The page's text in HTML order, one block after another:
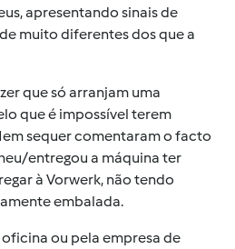
apresentando sinais de
muito diferentes dos que a
que só arranjam uma
que é impossível terem
sequer comentaram o facto
entregou a máquina ter
à Vorwerk, não tendo
embalada.
ou pela empresa de